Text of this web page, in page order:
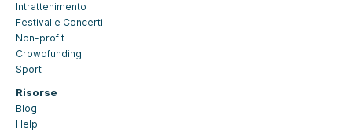
Intrattenimento
Festival e Concerti
Non-profit
Crowdfunding
Sport
Risorse
Blog
Help